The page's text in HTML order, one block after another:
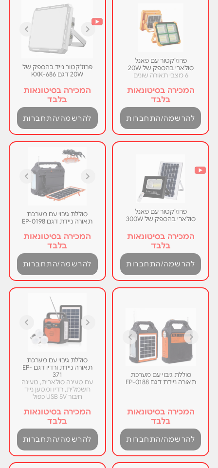
פרוז’קטור עם פאנל
סולארי בהספק של 20W
6 מצבי תאורה שונים
המכירה בסיטונאות
בלבד
להרשמה/התחברות
פרוז’קטור נייד בהספק של
20W דגם KXK-686
המכירה בסיטונאות
בלבד
להרשמה/התחברות
פרוז’קטור עם פאנל
סולארי בהספק של 300W
המכירה בסיטונאות
בלבד
להרשמה/התחברות
סוללת גיבוי עם מערכת
תאורה ניידת דגם EP-0198
המכירה בסיטונאות
בלבד
להרשמה/התחברות
סוללת גיבוי עם מערכת
תאורה ניידת דגם EP-0188
המכירה בסיטונאות
בלבד
להרשמה/התחברות
סוללת גיבוי עם מערכת
תאורה ניידת ורדיו דגם EP-
371
עם טעינה סולארית, טעינה
חשמלית, רדיו ומטען נייד
חיבור USB 5V כפול
המכירה בסיטונאות
בלבד
להרשמה/התחברות